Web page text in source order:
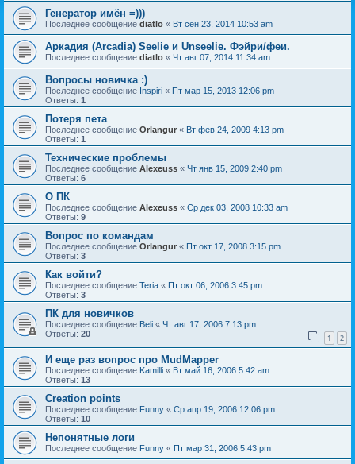
Генератор имён =)))
Последнее сообщение diatlo « Вт сен 23, 2014 10:53 am
Аркадия (Arcadia) Seelie и Unseelie. Фэйри/феи.
Последнее сообщение diatlo « Чт авг 07, 2014 11:34 am
Вопросы новичка :)
Последнее сообщение Inspiri « Пт мар 15, 2013 12:06 pm
Ответы: 1
Потеря пета
Последнее сообщение Orlangur « Вт фев 24, 2009 4:13 pm
Ответы: 1
Технические проблемы
Последнее сообщение Alexeuss « Чт янв 15, 2009 2:40 pm
Ответы: 6
О ПК
Последнее сообщение Alexeuss « Ср дек 03, 2008 10:33 am
Ответы: 9
Вопрос по командам
Последнее сообщение Orlangur « Пт окт 17, 2008 3:15 pm
Ответы: 3
Как войти?
Последнее сообщение Teria « Пт окт 06, 2006 3:45 pm
Ответы: 3
ПК для новичков
Последнее сообщение Beli « Чт авг 17, 2006 7:13 pm
Ответы: 20 1 2
И еще раз вопрос про MudMapper
Последнее сообщение Kamilli « Вт май 16, 2006 5:42 am
Ответы: 13
Creation points
Последнее сообщение Funny « Ср апр 19, 2006 12:06 pm
Ответы: 10
Непонятные логи
Последнее сообщение Funny « Пт мар 31, 2006 5:43 pm